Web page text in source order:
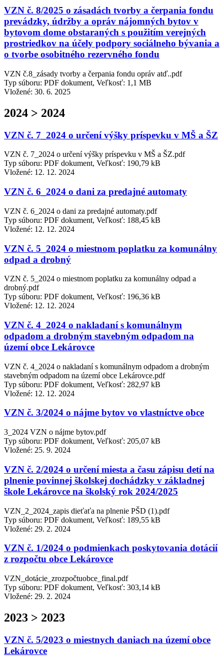
VZN č. 8/2025 o zásadách tvorby a čerpania fondu
prevádzky, údržby a opráv nájomných bytov v
bytovom dome obstaraných s použitím verejných
prostriedkov na účely podpory sociálneho bývania a
o tvorbe osobitného rezervného fondu
VZN č.8_zásady tvorby a čerpania fondu opráv atď..pdf
Typ súboru: PDF dokument, Veľkosť: 1,1 MB
Vložené: 30. 6. 2025
2024 > 2024
VZN č. 7_2024 o určení výšky príspevku v MŠ a ŠZ
VZN č. 7_2024 o určení výšky príspevku v MŠ a ŠZ.pdf
Typ súboru: PDF dokument, Veľkosť: 190,79 kB
Vložené: 12. 12. 2024
VZN č. 6_2024 o dani za predajné automaty
VZN č. 6_2024 o dani za predajné automaty.pdf
Typ súboru: PDF dokument, Veľkosť: 188,45 kB
Vložené: 12. 12. 2024
VZN č. 5_2024 o miestnom poplatku za komunálny
odpad a drobný
VZN č. 5_2024 o miestnom poplatku za komunálny odpad a
drobný.pdf
Typ súboru: PDF dokument, Veľkosť: 196,36 kB
Vložené: 12. 12. 2024
VZN č. 4_2024 o nakladaní s komunálnym
odpadom a drobným stavebným odpadom na
území obce Lekárovce
VZN č. 4_2024 o nakladaní s komunálnym odpadom a drobným
stavebným odpadom na území obce Lekárovce.pdf
Typ súboru: PDF dokument, Veľkosť: 282,97 kB
Vložené: 12. 12. 2024
VZN č. 3/2024 o nájme bytov vo vlastníctve obce
3_2024 VZN o nájme bytov.pdf
Typ súboru: PDF dokument, Veľkosť: 205,07 kB
Vložené: 25. 9. 2024
VZN č. 2/2024 o určení miesta a času zápisu detí na
plnenie povinnej školskej dochádzky v základnej
škole Lekárovce na školský rok 2024/2025
VZN_2_2024_zapis dieťaťa na plnenie PŠD (1).pdf
Typ súboru: PDF dokument, Veľkosť: 189,55 kB
Vložené: 29. 2. 2024
VZN č. 1/2024 o podmienkach poskytovania dotácií
z rozpočtu obce Lekárovce
VZN_dotácie_zrozpočtuobce_final.pdf
Typ súboru: PDF dokument, Veľkosť: 303,14 kB
Vložené: 29. 2. 2024
2023 > 2023
VZN č. 5/2023 o miestnych daniach na území obce
Lekárovce